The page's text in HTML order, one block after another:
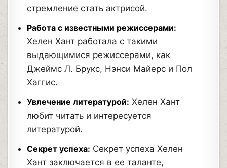
стремление стать актрисой.
Работа с известными режиссерами:
Хелен Хант работала с такими
выдающимися режиссерами, как
Джеймс Л. Брукс, Нэнси Майерс и Пол
Хаггис.
Увлечение литературой: Хелен Хант
любит читать и интересуется
литературой.
Секрет успеха: Секрет успеха Хелен
Хант заключается в ее таланте,